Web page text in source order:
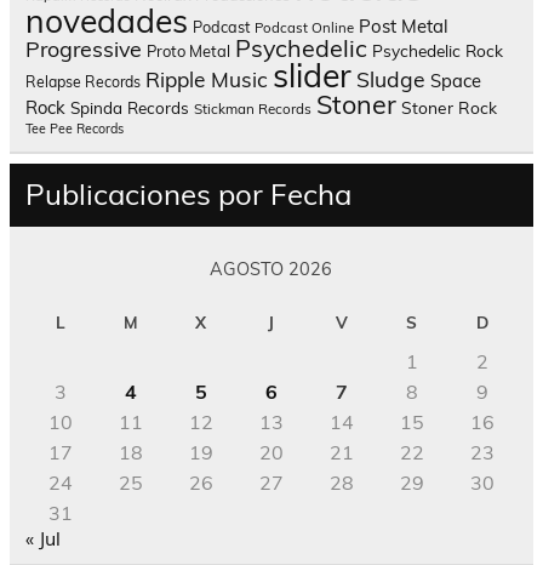
novedades Podcast Podcast Online Post Metal
Progressive Proto Metal Psychedelic Psychedelic Rock
Relapse Records Ripple Music slider Sludge Space
Rock Spinda Records Stickman Records Stoner Stoner Rock
Tee Pee Records
Publicaciones por Fecha
AGOSTO 2026
L M X J V S D
1
2
3
4 5 6 7 8
9
10
11 12 13 14 15
16
17
18 19 20 21 22
23
24
25 26 27 28 29
30
31
« Jul